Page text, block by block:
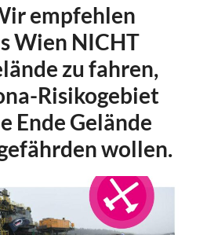
empfehlen
Wien NICHT
zu fahren,
Risikogebiet
Ende Gelände
wollen.